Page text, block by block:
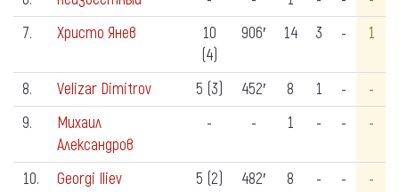
7.
Христо Янев
10
(4)
906′ 14 3 - 1
8. Velizar Dimitrov 5 (3) 452′ 8 1 -
-
9.
Михаил
Александров
- - 1 - - -
10. Georgi Iliev 5 (2) 482′ 8 - -
-